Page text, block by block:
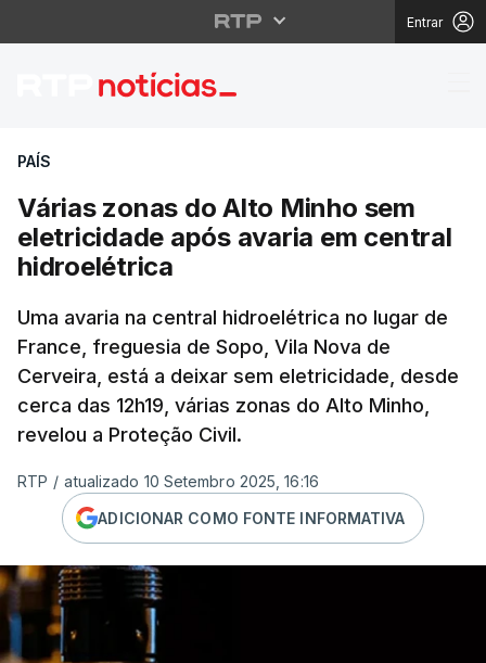
Entrar
Várias zonas do Alto
PAÍS
Várias zonas do Alto Minho sem
eletricidade após avaria em central
hidroelétrica
Uma avaria na central hidroelétrica no lugar de
France, freguesia de Sopo, Vila Nova de
Cerveira, está a deixar sem eletricidade, desde
cerca das 12h19, várias zonas do Alto Minho,
revelou a Proteção Civil.
RTP / atualizado 10 Setembro 2025, 16:16
ADICIONAR COMO FONTE INFORMATIVA